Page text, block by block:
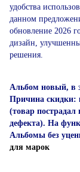
удобства
данном
обновление 2026
дизайн,
решения.
Альбом новый, в
Причина скидки:
(товар пострадал
дефекта). На
Альбомы без
для марок